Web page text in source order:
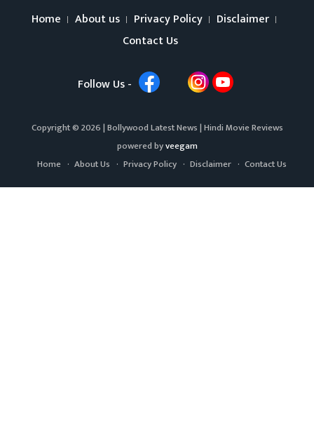
Home
About us Privacy Policy
Disclaimer
Contact Us
Follow Us -
Copyright © 2026 |Bollywood Latest News|Hindi Movie Reviews
powered byveegam
Home
About Us Privacy Policy Disclaimer Contact Us